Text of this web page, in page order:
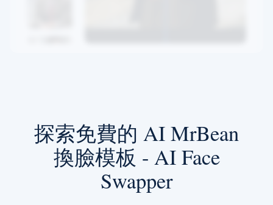
探索免費的 AI MrBean
換臉模板 - AI Face
Swapper